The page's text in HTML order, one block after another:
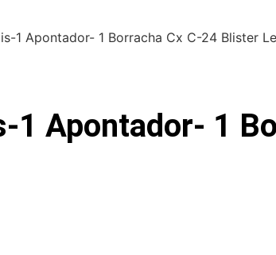
1 Apontador- 1 Borracha Cx C-24 Blister
1 Apontador- 1